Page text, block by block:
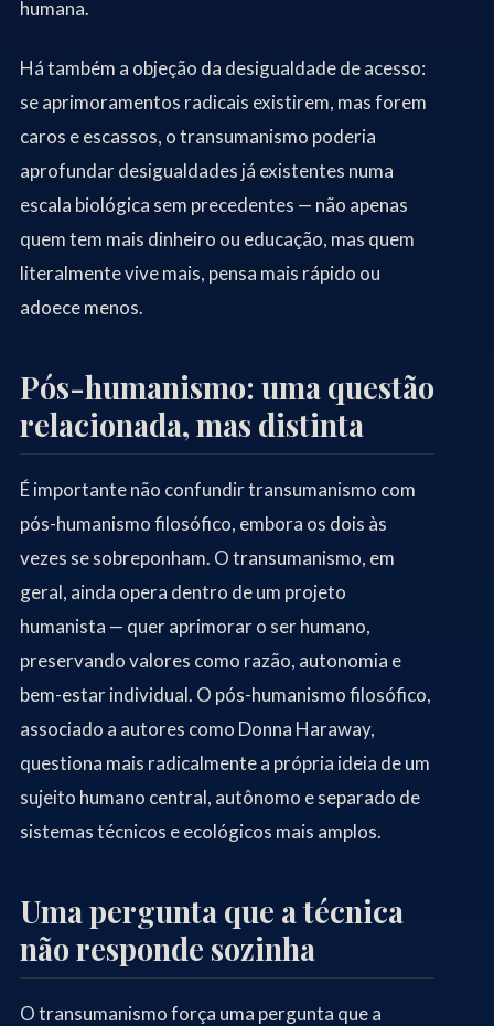
humana.
Há também a objeção da desigualdade de acesso:
se aprimoramentos radicais existirem, mas forem
caros e escassos, o transumanismo poderia
aprofundar desigualdades já existentes numa
escala biológica sem precedentes — não apenas
quem tem mais dinheiro ou educação, mas quem
literalmente vive mais, pensa mais rápido ou
adoece menos.
Pós-humanismo: uma questão
relacionada, mas distinta
É importante não confundir transumanismo com
pós-humanismo filosófico, embora os dois às
vezes se sobreponham. O transumanismo, em
geral, ainda opera dentro de um projeto
humanista — quer aprimorar o ser humano,
preservando valores como razão, autonomia e
bem-estar individual. O pós-humanismo filosófico,
associado a autores como Donna Haraway,
questiona mais radicalmente a própria ideia de um
sujeito humano central, autônomo e separado de
sistemas técnicos e ecológicos mais amplos.
Uma pergunta que a técnica
não responde sozinha
O transumanismo força uma pergunta que a